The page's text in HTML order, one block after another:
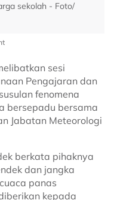
sekolah - Foto/
sesi
Pengajaran dan
fenomena
bersepadu bersama
Jabatan Meteorologi
berkata pihaknya
dan jangka
panas
kepada